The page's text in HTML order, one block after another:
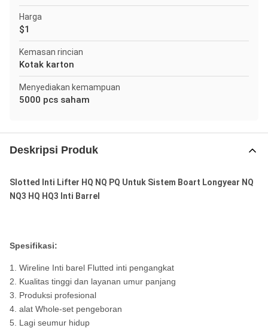
Harga
$1
Kemasan rincian
Kotak karton
Menyediakan kemampuan
5000 pcs saham
Deskripsi Produk
Slotted Inti Lifter HQ NQ PQ Untuk Sistem Boart Longyear NQ
NQ3 HQ HQ3 Inti Barrel
Spesifikasi:
1. Wireline Inti barel Flutted inti pengangkat
2. Kualitas tinggi dan layanan umur panjang
3. Produksi profesional
4. alat Whole-set pengeboran
5. Lagi seumur hidup